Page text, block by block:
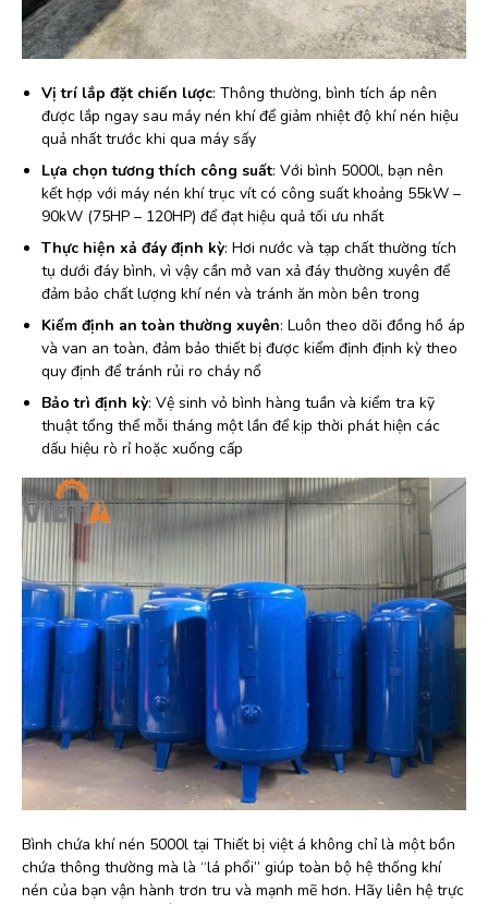
Vị trí lắp đặt chiến lược: Thông thường, bình tích áp nên
được lắp ngay sau máy nén khí để giảm nhiệt độ khí nén hiệu
quả nhất trước khi qua máy sấy
Lựa chọn tương thích công suất: Với bình 5000l, bạn nên
kết hợp với máy nén khí trục vít có công suất khoảng 55kW –
90kW (75HP – 120HP) để đạt hiệu quả tối ưu nhất
Thực hiện xả đáy định kỳ: Hơi nước và tạp chất thường tích
tụ dưới đáy bình, vì vậy cần mở van xả đáy thường xuyên để
đảm bảo chất lượng khí nén và tránh ăn mòn bên trong
Kiểm định an toàn thường xuyên: Luôn theo dõi đồng hồ áp
và van an toàn, đảm bảo thiết bị được kiểm định định kỳ theo
quy định để tránh rủi ro cháy nổ
Bảo trì định kỳ: Vệ sinh vỏ bình hàng tuần và kiểm tra kỹ
thuật tổng thể mỗi tháng một lần để kịp thời phát hiện các
dấu hiệu rò rỉ hoặc xuống cấp
Bình chứa khí nén 5000l tại Thiết bị việt á không chỉ là một bồn
chứa thông thường mà là “lá phổi” giúp toàn bộ hệ thống khí
nén của bạn vận hành trơn tru và mạnh mẽ hơn. Hãy liên hệ trực